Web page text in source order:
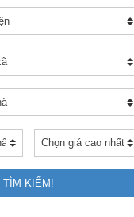
TÌM KIẾM!